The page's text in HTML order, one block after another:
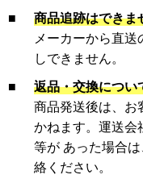
■
商品追跡はできま
メーカーから直送
しできません。
■
返品・交換につい
商品発送後は、お
かねます。運送会
等が あった場合
絡ください。